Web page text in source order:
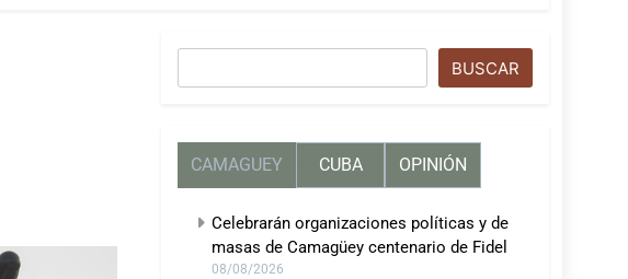
BUSCAR
CAMAGUEY CUBA OPINIÓN
Celebrarán organizaciones políticas y de
masas de Camagüey centenario de Fidel
08/08/2026